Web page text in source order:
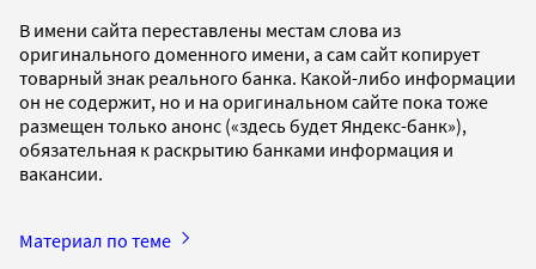
В имени сайта переставлены местам слова из
оригинального доменного имени, а сам сайт копирует
товарный знак реального банка. Какой-либо информации
он не содержит, но и на оригинальном сайте пока тоже
размещен только анонс («здесь будет Яндекс-банк»),
обязательная к раскрытию банками информация и
вакансии.
Материал по теме